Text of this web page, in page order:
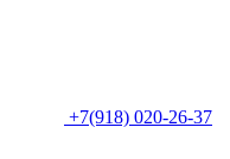
+7(918) 020-26-37